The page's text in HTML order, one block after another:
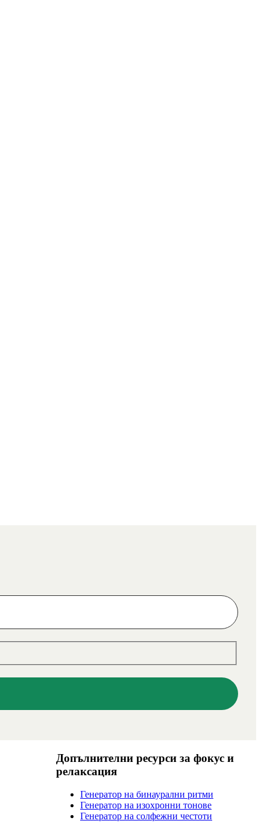
Допълнителни ресурси за фокус и
релаксация
Генератор на бинаурални ритми
Генератор на изохронни тонове
Генератор на солфежни честоти